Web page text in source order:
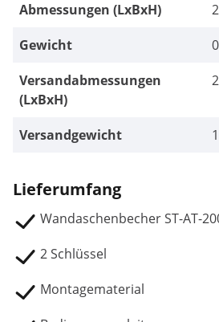
Abmessungen (LxBxH)
Gewicht
Versandabmessungen
(LxBxH)
Versandgewicht
Lieferumfang
Wandaschenbecher ST-AT-
2 Schlüssel
Montagematerial